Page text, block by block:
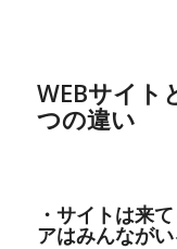
WEBサイト
つの違い
・サイトは来
アはみんなが